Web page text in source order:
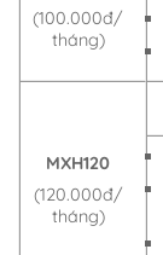
(100.000đ/
tháng)
MXH120
(120.000đ/
tháng)